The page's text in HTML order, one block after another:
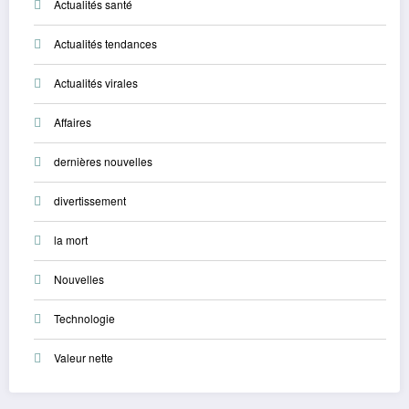
Actualités santé
Actualités tendances
Actualités virales
Affaires
dernières nouvelles
divertissement
la mort
Nouvelles
Technologie
Valeur nette